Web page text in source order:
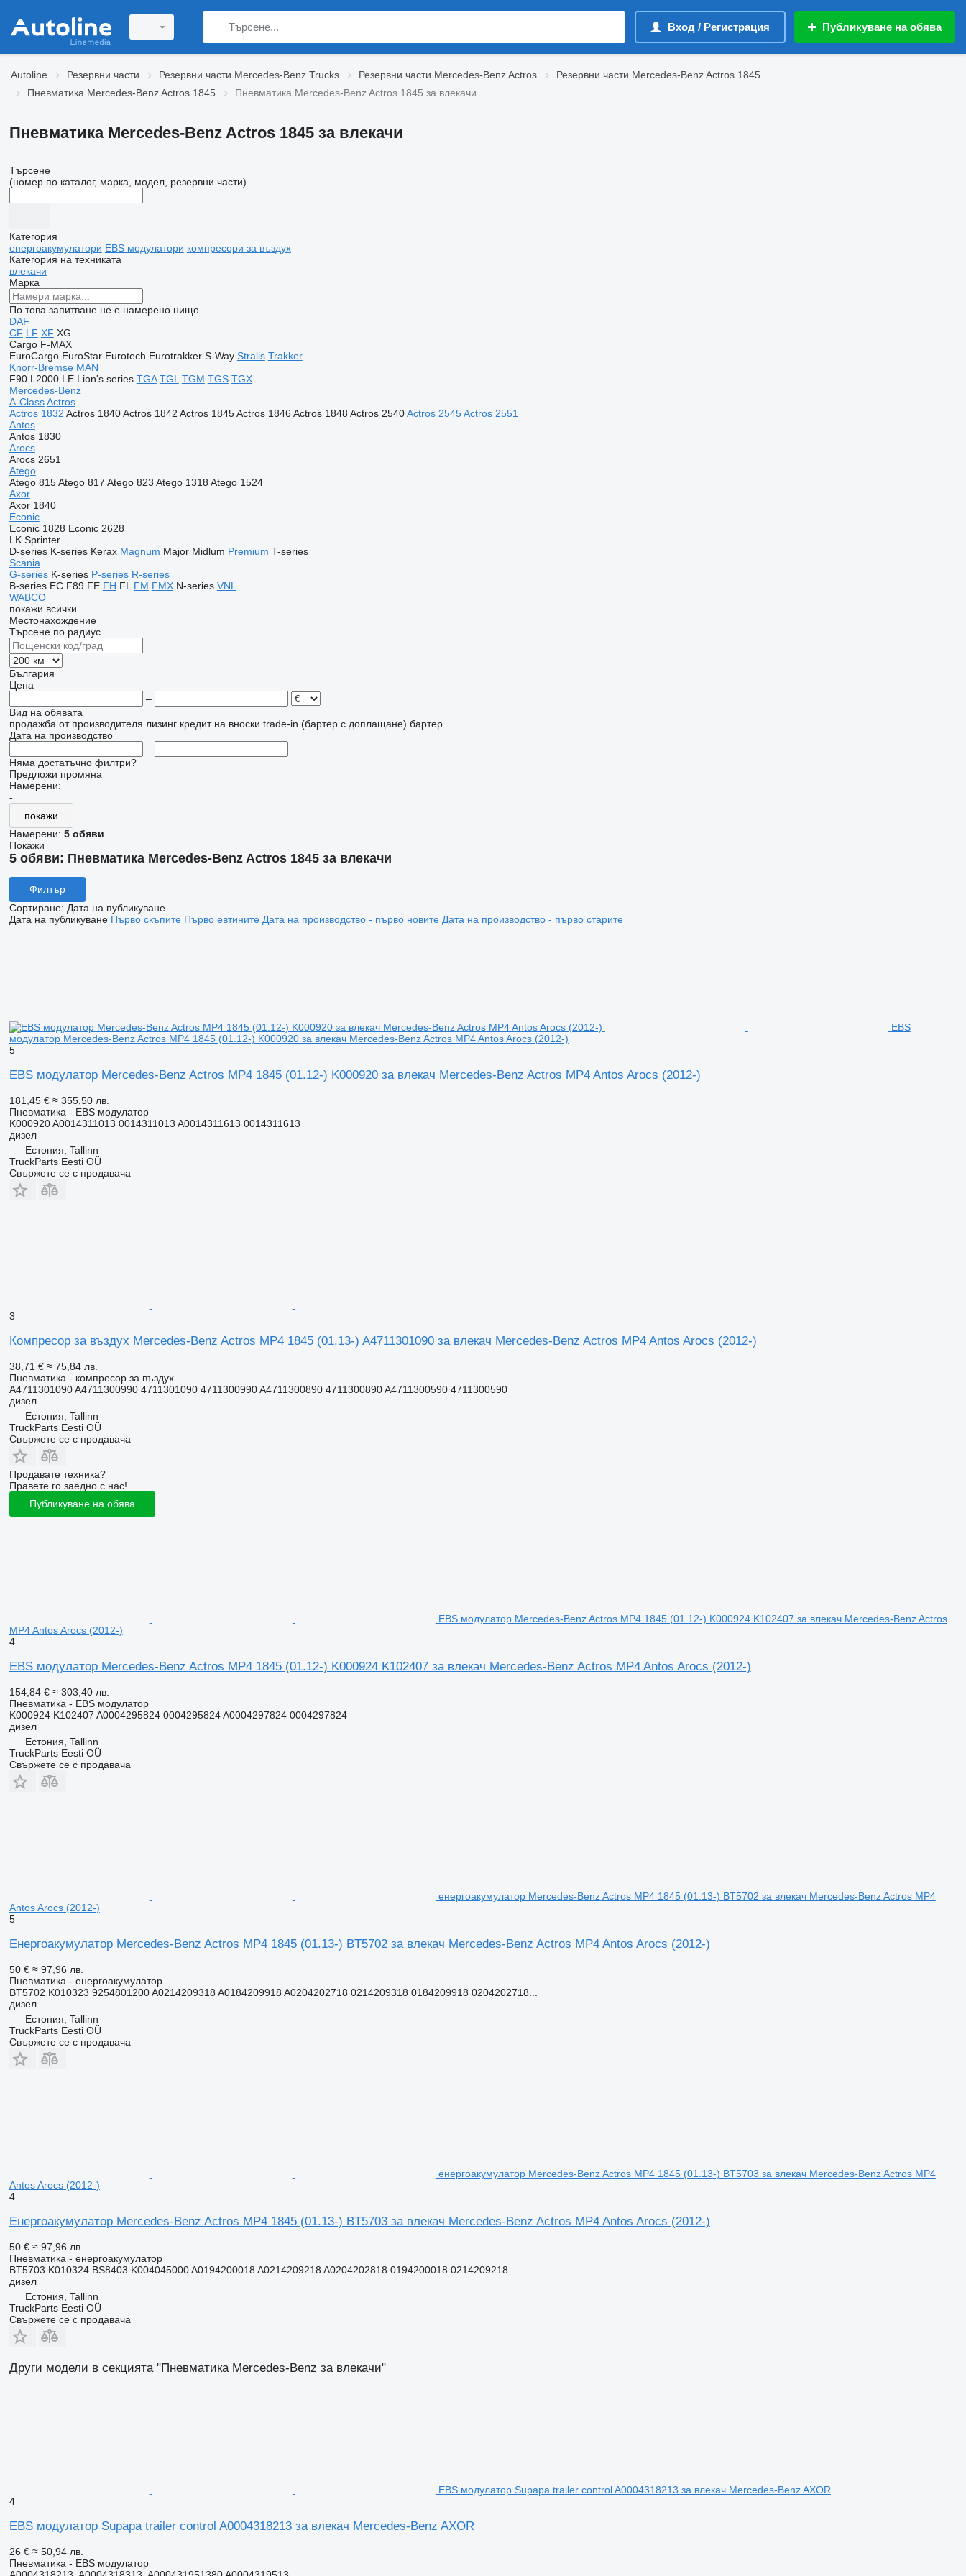
Вход / Регистрация Публикуване на обява
Autoline Резервни части Резервни части Mercedes-Benz Trucks Резервни части Mercedes-Benz Actros
Резервни части Mercedes-Benz Actros 1845
Пневматика Mercedes-Benz Actros 1845
Пневматика Mercedes-Benz Actros 1845 за влекачи
Пневматика Mercedes-Benz Actros 1845 за влекачи
Търсене
(номер по каталог, марка, модел, резервни части)
Категория
енергоакумулатори EBS модулатори компресори за въздух
Категория на техниката
влекачи
Марка
По това запитване не е намерено нищо
DAF
CF LF XF XG
Cargo F-MAX
EuroCargo EuroStar Eurotech Eurotrakker S-Way Stralis Trakker
Knorr-Bremse MAN
F90 L2000 LE Lion's series TGA TGL TGM TGS TGX
Mercedes-Benz
A-Class Actros
Actros 1832 Actros 1840 Actros 1842 Actros 1845 Actros 1846 Actros 1848 Actros 2540 Actros 2545 Actros 2551
Antos
Antos 1830
Arocs
Arocs 2651
Atego
Atego 815 Atego 817 Atego 823 Atego 1318 Atego 1524
Axor
Axor 1840
Econic
Econic 1828 Econic 2628
LK Sprinter
D-series K-series Kerax Magnum Major Midlum Premium T-series
Scania
G-series K-series P-series R-series
B-series EC F89 FE FH FL FM FMX N-series VNL
WABCO
покажи всички
Местонахождение
Търсене по радиус
България
Цена
–
Вид на обявата
продажба от производителя лизинг кредит на вноски trade-in (бартер с доплащане) бартер
Дата на производство
–
Няма достатъчно филтри?
Предложи промяна
Намерени:
-
покажи
Намерени: 5 обяви
Покажи
5 обяви: Пневматика Mercedes-Benz Actros 1845 за влекачи
Филтър
Сортиране: Дата на публикуване
Дата на публикуване Първо скъпите Първо евтините Дата на производство - първо новите Дата на производство - първо старите
EBS
модулатор Mercedes-Benz Actros MP4 1845 (01.12-) K000920 за влекач Mercedes-Benz Actros MP4 Antos Arocs (2012-)
5
EBS модулатор Mercedes-Benz Actros MP4 1845 (01.12-) K000920 за влекач Mercedes-Benz Actros MP4 Antos Arocs (2012-)
181,45 € ≈ 355,50 лв.
Пневматика - EBS модулатор
K000920 A0014311013 0014311013 A0014311613 0014311613
дизел
Естония, Tallinn
TruckParts Eesti OÜ
Свържете се с продавача
3
Компресор за въздух Mercedes-Benz Actros MP4 1845 (01.13-) A4711301090 за влекач Mercedes-Benz Actros MP4 Antos Arocs (2012-)
38,71 € ≈ 75,84 лв.
Пневматика - компресор за въздух
A4711301090 A4711300990 4711301090 4711300990 A4711300890 4711300890 A4711300590 4711300590
дизел
Естония, Tallinn
TruckParts Eesti OÜ
Свържете се с продавача
Продавате техника?
Правете го заедно с нас!
Публикуване на обява
EBS модулатор Mercedes-Benz Actros MP4 1845 (01.12-) K000924 K102407 за влекач Mercedes-Benz Actros
MP4 Antos Arocs (2012-)
4
EBS модулатор Mercedes-Benz Actros MP4 1845 (01.12-) K000924 K102407 за влекач Mercedes-Benz Actros MP4 Antos Arocs (2012-)
154,84 € ≈ 303,40 лв.
Пневматика - EBS модулатор
K000924 K102407 A0004295824 0004295824 A0004297824 0004297824
дизел
Естония, Tallinn
TruckParts Eesti OÜ
Свържете се с продавача
енергоакумулатор Mercedes-Benz Actros MP4 1845 (01.13-) BT5702 за влекач Mercedes-Benz Actros MP4
Antos Arocs (2012-)
5
Енергоакумулатор Mercedes-Benz Actros MP4 1845 (01.13-) BT5702 за влекач Mercedes-Benz Actros MP4 Antos Arocs (2012-)
50 € ≈ 97,96 лв.
Пневматика - енергоакумулатор
BT5702 K010323 9254801200 A0214209318 A0184209918 A0204202718 0214209318 0184209918 0204202718...
дизел
Естония, Tallinn
TruckParts Eesti OÜ
Свържете се с продавача
енергоакумулатор Mercedes-Benz Actros MP4 1845 (01.13-) BT5703 за влекач Mercedes-Benz Actros MP4
Antos Arocs (2012-)
4
Енергоакумулатор Mercedes-Benz Actros MP4 1845 (01.13-) BT5703 за влекач Mercedes-Benz Actros MP4 Antos Arocs (2012-)
50 € ≈ 97,96 лв.
Пневматика - енергоакумулатор
BT5703 K010324 BS8403 K004045000 A0194200018 A0214209218 A0204202818 0194200018 0214209218...
дизел
Естония, Tallinn
TruckParts Eesti OÜ
Свържете се с продавача
Други модели в секцията "Пневматика Mercedes-Benz за влекачи"
EBS модулатор Supapa trailer control A0004318213 за влекач Mercedes-Benz AXOR
4
EBS модулатор Supapa trailer control A0004318213 за влекач Mercedes-Benz AXOR
26 € ≈ 50,94 лв.
Пневматика - EBS модулатор